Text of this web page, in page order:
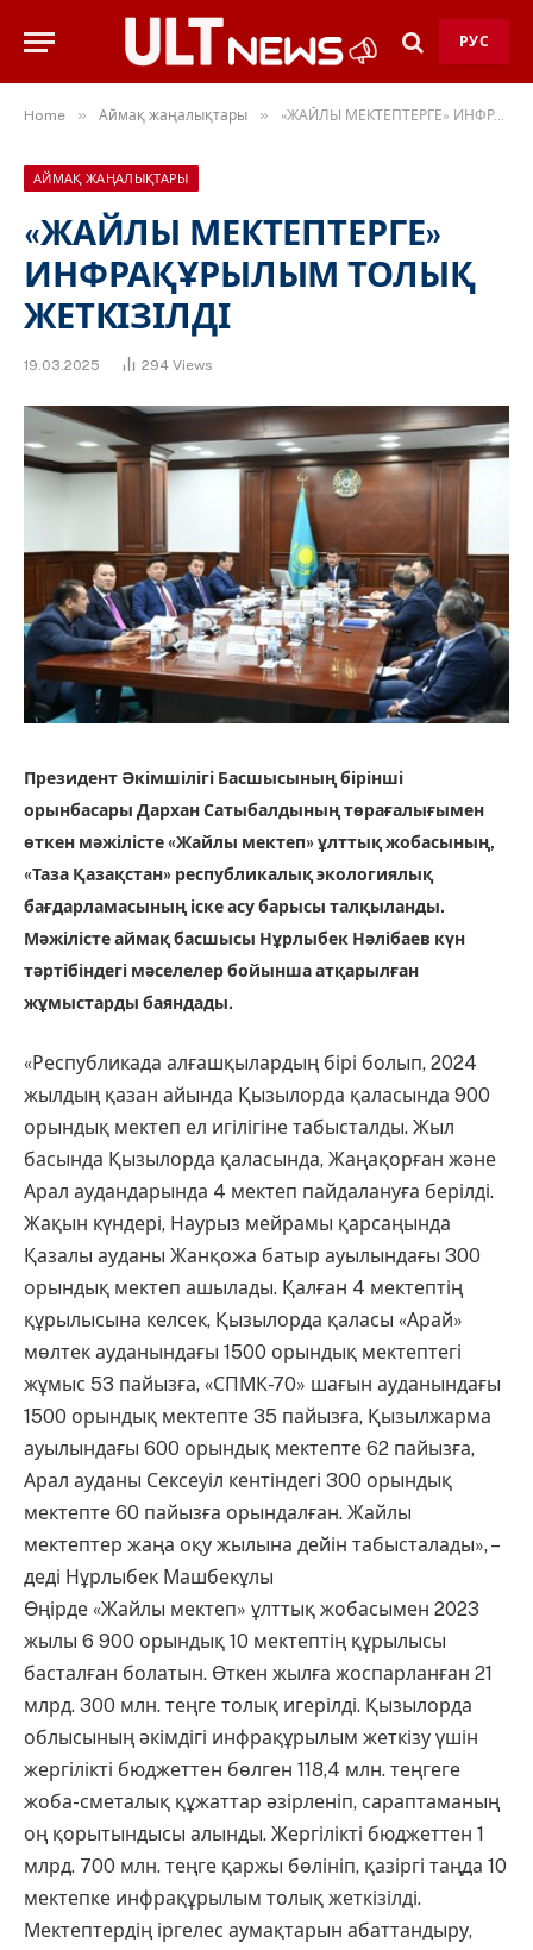
РУС
Home » Аймақ жаңалықтары » «ЖАЙЛЫ МЕКТЕПТЕРГЕ» ИНФРАҚҰРЫЛЫМ ТОЛЫҚ ЖЕТКІЗІЛДІ
АЙМАҚ ЖАҢАЛЫҚТАРЫ
«ЖАЙЛЫ МЕКТЕПТЕРГЕ»
ИНФРАҚҰРЫЛЫМ ТОЛЫҚ
ЖЕТКІЗІЛДІ
19.03.2025 294 Views
Президент Әкімшілігі Басшысының бірінші
орынбасары Дархан Сатыбалдының төрағалығымен
өткен мәжілісте «Жайлы мектеп» ұлттық жобасының,
«Таза Қазақстан» республикалық экологиялық
бағдарламасының іске асу барысы талқыланды.
Мәжілісте аймақ басшысы Нұрлыбек Нәлібаев күн
тәртібіндегі мәселелер бойынша атқарылған
жұмыстарды баяндады.
«Республикада алғашқылардың бірі болып, 2024
жылдың қазан айында Қызылорда қаласында 900
орындық мектеп ел игілігіне табысталды. Жыл
басында Қызылорда қаласында, Жаңақорған және
Арал аудандарында 4 мектеп пайдалануға берілді.
Жақын күндері, Наурыз мейрамы қарсаңында
Қазалы ауданы Жанқожа батыр ауылындағы 300
орындық мектеп ашылады. Қалған 4 мектептің
құрылысына келсек, Қызылорда қаласы «Арай»
мөлтек ауданындағы 1500 орындық мектептегі
жұмыс 53 пайызға, «СПМК-70» шағын ауданындағы
1500 орындық мектепте 35 пайызға, Қызылжарма
ауылындағы 600 орындық мектепте 62 пайызға,
Арал ауданы Сексеуіл кентіндегі 300 орындық
мектепте 60 пайызға орындалған. Жайлы
мектептер жаңа оқу жылына дейін табысталады», –
деді Нұрлыбек Машбекұлы
Өңірде «Жайлы мектеп» ұлттық жобасымен 2023
жылы 6 900 орындық 10 мектептің құрылысы
басталған болатын. Өткен жылға жоспарланған 21
млрд. 300 млн. теңге толық игерілді. Қызылорда
облысының әкімдігі инфрақұрылым жеткізу үшін
жергілікті бюджеттен бөлген 118,4 млн. теңгеге
жоба-сметалық құжаттар әзірленіп, сараптаманың
оң қорытындысы алынды. Жергілікті бюджеттен 1
млрд. 700 млн. теңге қаржы бөлініп, қазіргі таңда 10
мектепке инфрақұрылым толық жеткізілді.
Мектептердің іргелес аумақтарын абаттандыру,